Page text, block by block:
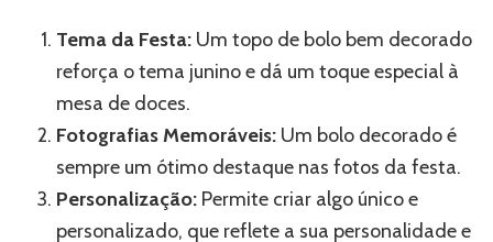
Tema da Festa: Um topo de bolo bem decorado
reforça o tema junino e dá um toque especial à
mesa de doces.
Fotografias Memoráveis: Um bolo decorado é
sempre um ótimo destaque nas fotos da festa.
Personalização: Permite criar algo único e
personalizado, que reflete a sua personalidade e